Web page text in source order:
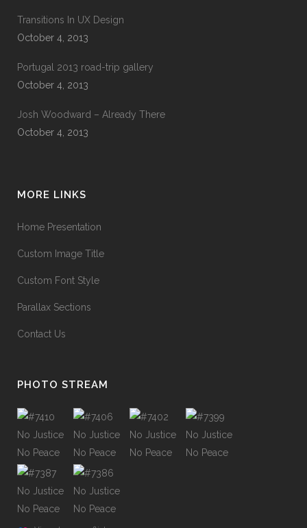
Transitions In UX Design
October 4, 2013
Portugal 2013 road-trip gallery
October 4, 2013
Josh Woodward – Already There
October 4, 2013
MORE LINKS
Home Presentation
Custom Image Title
Custom Font Style
Parallax Sections
Contact Us
PHOTO STREAM